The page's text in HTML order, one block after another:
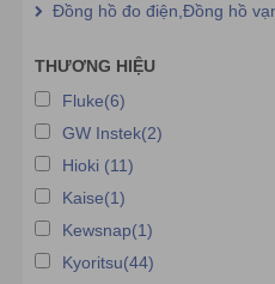
Đồng hồ đo điện,Đồng hồ
THƯƠNG HIỆU
Fluke(6)
GW Instek(2)
Hioki (11)
Kaise(1)
Kewsnap(1)
Kyoritsu(44)